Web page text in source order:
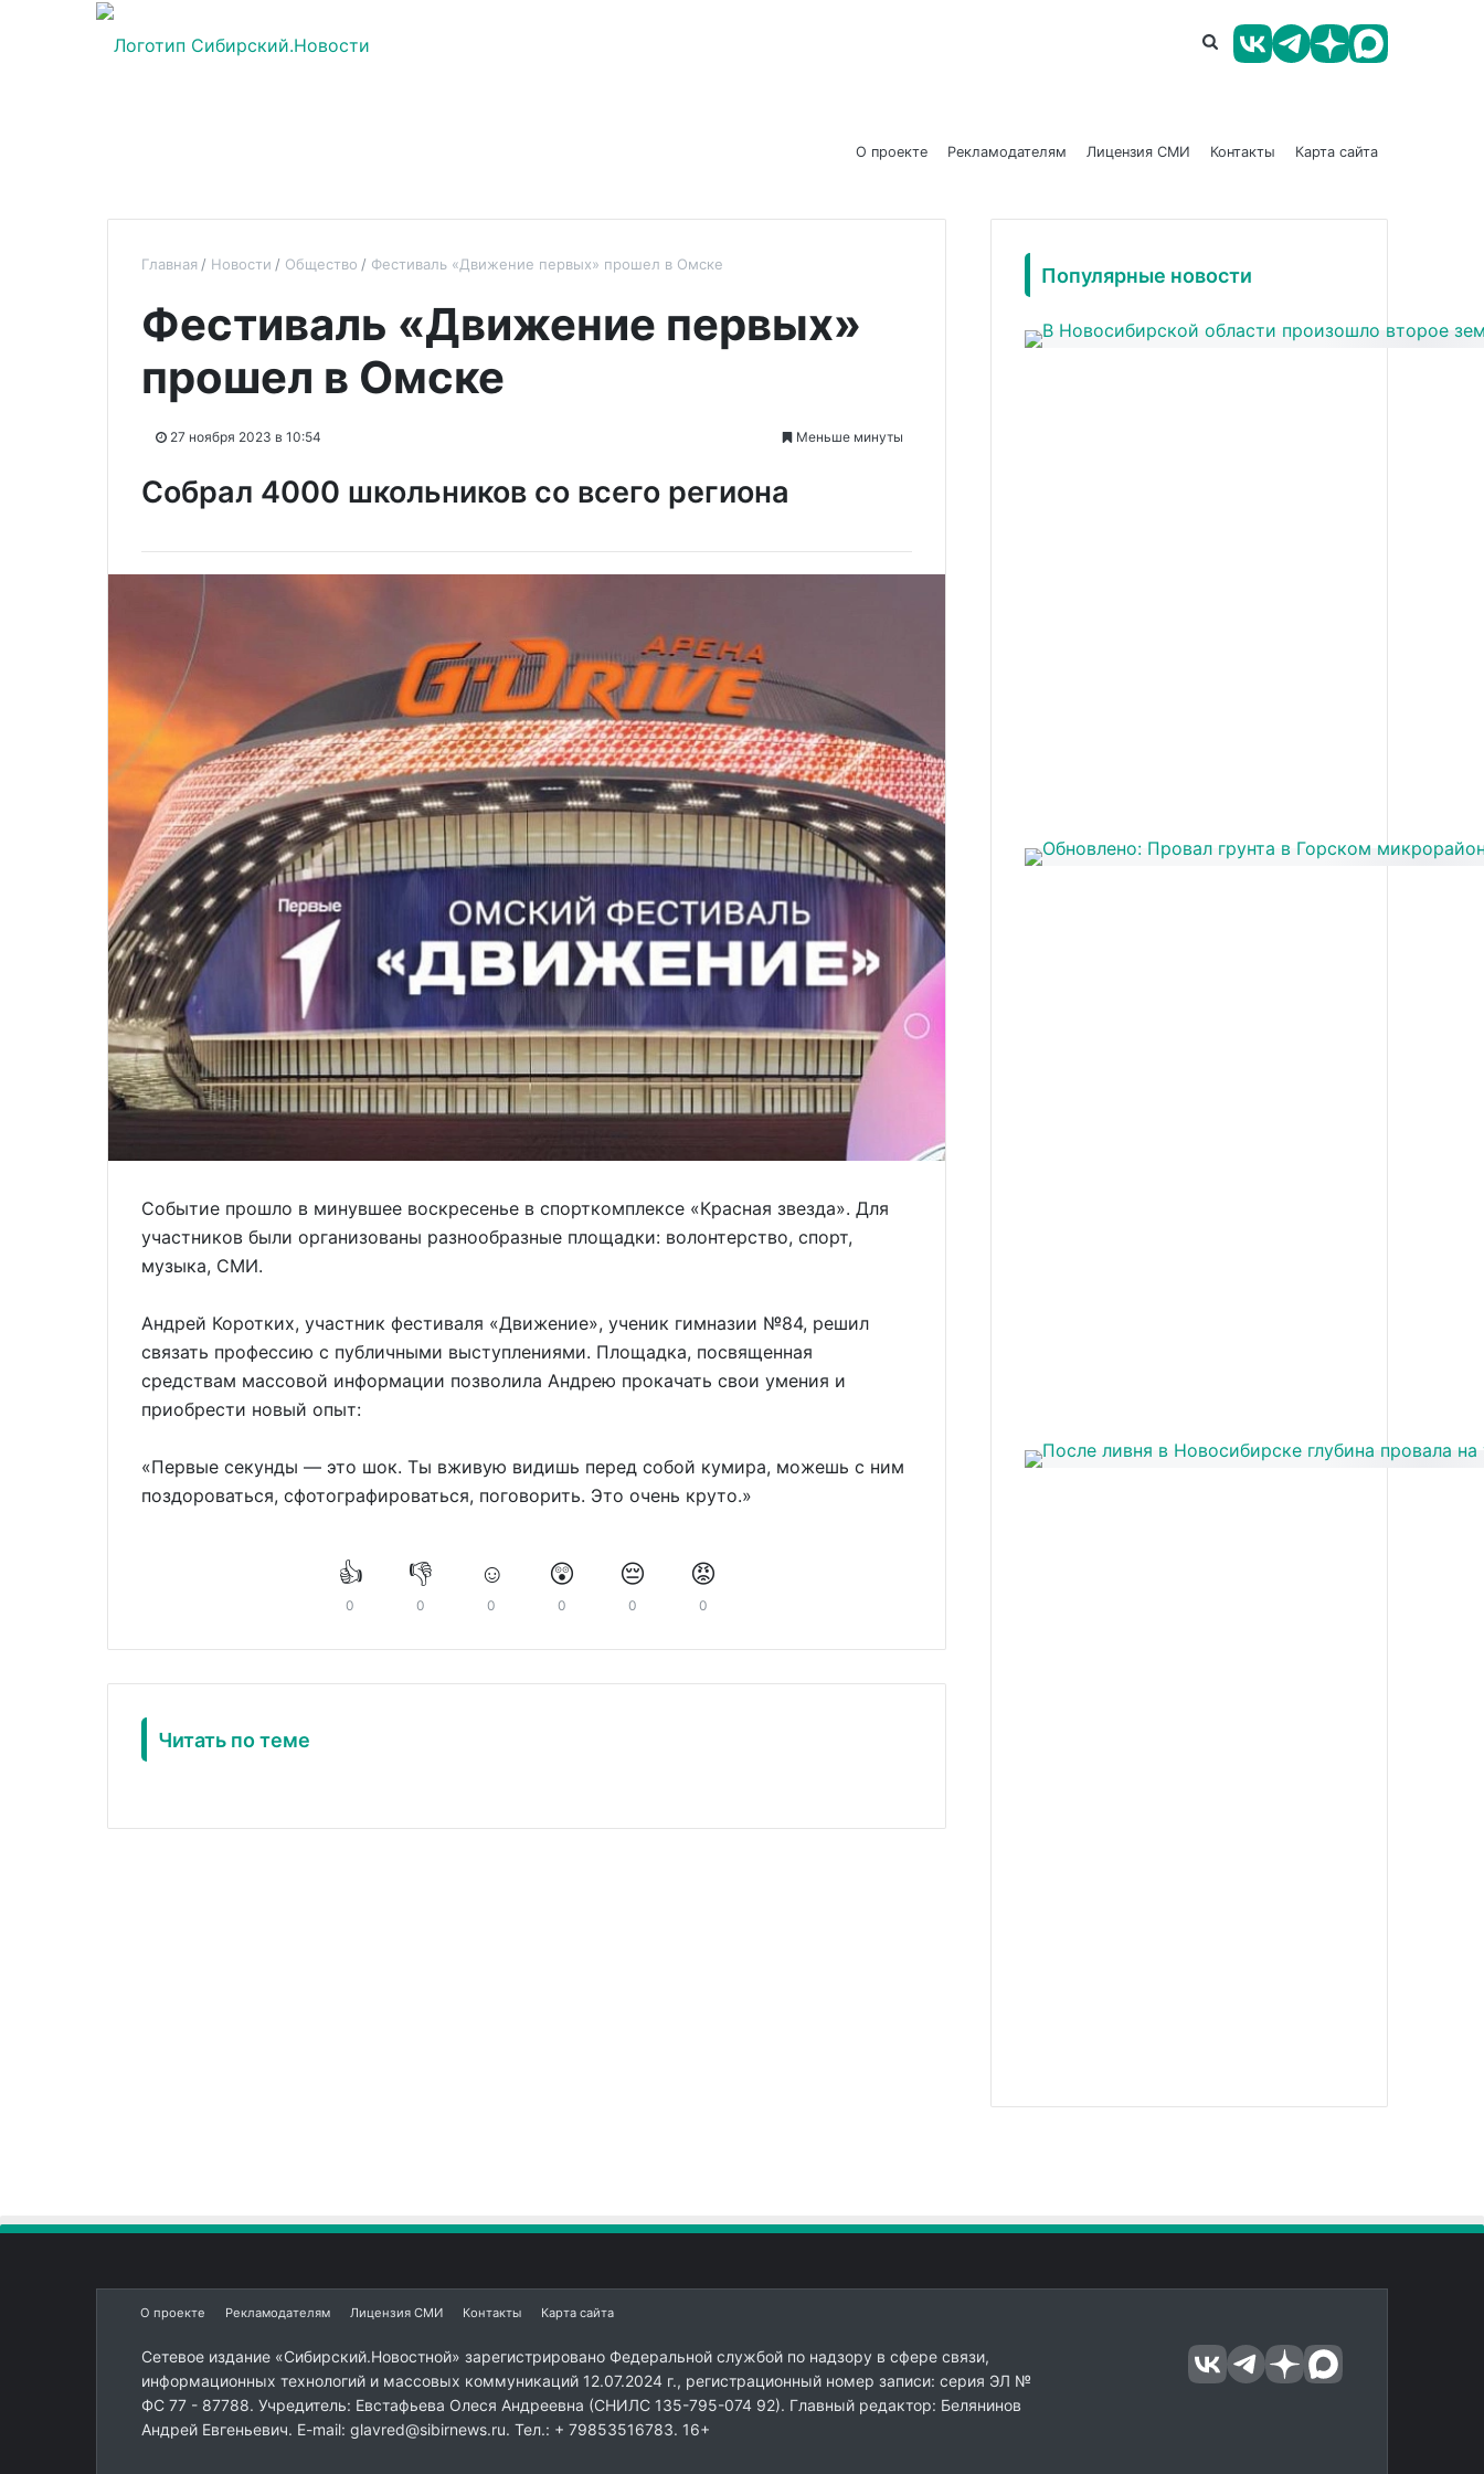
О проекте Рекламодателям Лицензия СМИ Контакты Карта сайта
Главная Новости Общество Фестиваль «Движение первых» прошел в Омске
Фестиваль «Движение первых»
прошел в Омске
27 ноября 2023 в 10:54 Меньше минуты
Собрал 4000 школьников со всего региона
Событие прошло в минувшее воскресенье в спорткомплексе «Красная звезда». Для
участников были организованы разнообразные площадки: волонтерство, спорт,
музыка, СМИ.
Андрей Коротких, участник фестиваля «Движение», ученик гимназии №84, решил
связать профессию с публичными выступлениями. Площадка, посвященная
средствам массовой информации позволила Андрею прокачать свои умения и
приобрести новый опыт:
«Первые секунды — это шок. Ты вживую видишь перед собой кумира, можешь с ним
поздороваться, сфотографироваться, поговорить. Это очень круто.»
👍
0
👎
0
☺️
0
😲
0
😔
0
😡
0
Читать по теме
Популярные новости
О проекте Рекламодателям Лицензия СМИ Контакты Карта сайта
Сетевое издание «Сибирский.Новостной» зарегистрировано Федеральной службой по надзору в сфере связи,
информационных технологий и массовых коммуникаций 12.07.2024 г., регистрационный номер записи: серия ЭЛ №
ФС 77 - 87788. Учредитель: Евстафьева Олеся Андреевна (СНИЛС 135-795-074 92). Главный редактор: Белянинов
Андрей Евгеньевич. E-mail: glavred@sibirnews.ru. Тел.: + 79853516783. 16+